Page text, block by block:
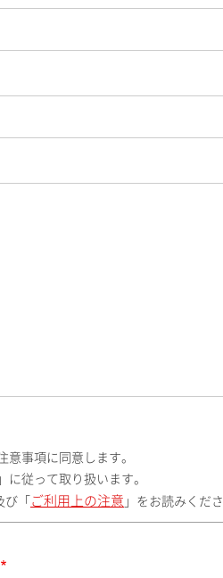
意事項に同意します。
従って取り扱います。
び「 ご利用上の注意 」をお読みくださ